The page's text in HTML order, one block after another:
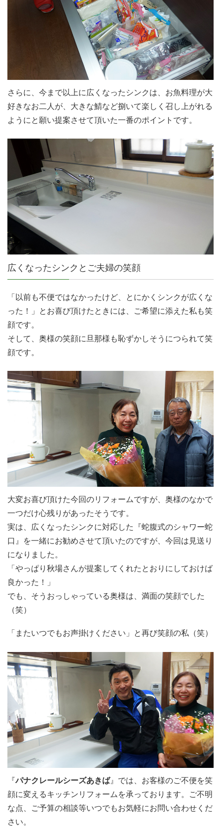
さらに、今まで以上に広くなったシンクは、お魚料理が大
好きなお二人が、大きな鯖など捌いて楽しく召し上がれる
ようにと願い提案させて頂いた一番のポイントです。
広くなったシンクとご夫婦の笑顔
「以前も不便ではなかったけど、とにかくシンクが広くな
った！」とお喜び頂けたときには、ご希望に添えた私も笑
顔です。
そして、奥様の笑顔に旦那様も恥ずかしそうにつられて笑
顔です。
大変お喜び頂けた今回のリフォームですが、奥様のなかで
一つだけ心残りがあったそうです。
実は、広くなったシンクに対応した『蛇腹式のシャワー蛇
口』を一緒にお勧めさせて頂いたのですが、今回は見送り
になりました。
「やっぱり秋場さんが提案してくれたとおりにしておけば
良かった！」
でも、そうおっしゃっている奥様は、満面の笑顔でした
（笑）
「またいつでもお声掛けください」と再び笑顔の私（笑）
『パナクレールシーズあきば』では、お客様のご不便を笑
顔に変えるキッチンリフォームを承っております。ご不明
な点、ご予算の相談等いつでもお気軽にお問い合わせくだ
さい。